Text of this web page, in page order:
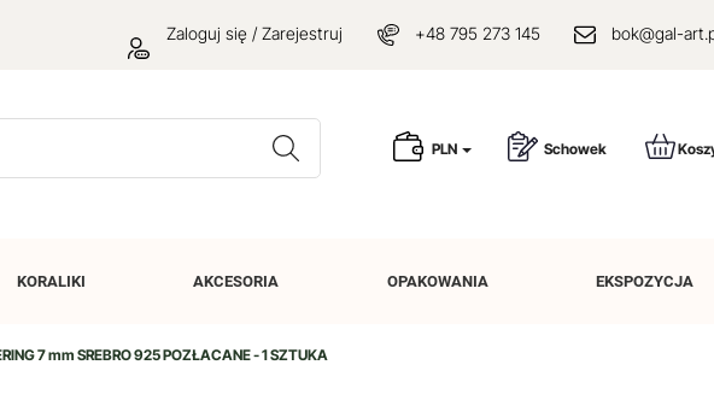
Zaloguj się / Zarejestruj +48 795 273 145 bok@gal-
Wyszukaj PLN Schowek
KORALIKI AKCESORIA OPAKOWANIA EKSPOZYCJA
7 mm SREBRO 925 POZŁACANE - 1 SZTUKA